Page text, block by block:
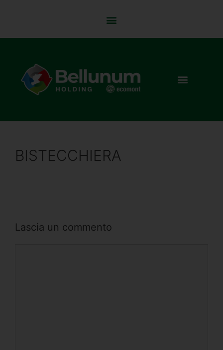
BISTECCHIERA
Lascia un commento